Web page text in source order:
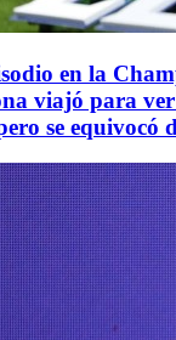
en la
viajó para
se equivocó